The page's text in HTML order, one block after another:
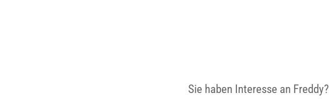
Sie haben Interesse an Freddy?